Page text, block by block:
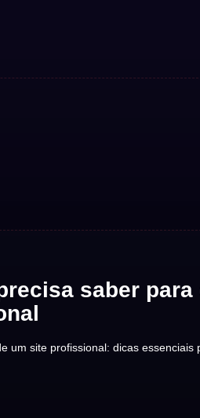
saber
um site profissional: dicas essenciais